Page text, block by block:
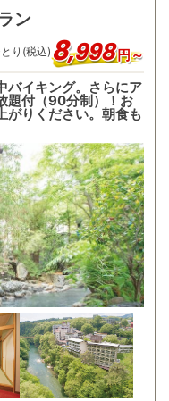
ン
り(税込)8,998円～
バイキング。さらにア
題付（90分制）！お
がりください。朝食も